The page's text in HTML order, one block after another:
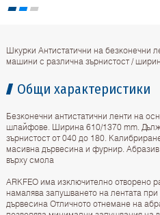
Шкурки Антистатични на безконечни
машини с различна зърнистост /
Общи характеристики
Безконечни антистатични ленти на
шлайфове. Ширина 610/1370 mm.
зърнистост от 040 до 180.
масивна дървесина и фурнир.
върху смола
ARKFEO има изключително отворено
намалява запушването на лентата
дървесина Отличното отнемане на